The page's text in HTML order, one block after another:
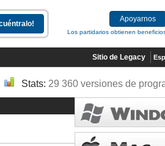
Apoyarnos
Los partidarios obtienen
Sitio de Legacy
Stats: 29 360 versiones de